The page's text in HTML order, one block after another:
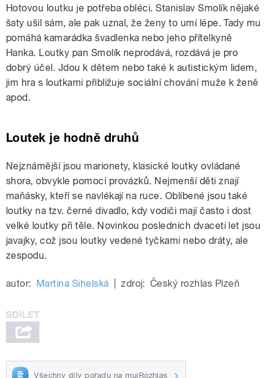
Hotovou loutku je potřeba obléci. Stanislav Smolík nějaké
šaty ušil sám, ale pak uznal, že ženy to umí lépe. Tady mu
pomáhá kamarádka švadlenka nebo jeho přítelkyně
Hanka. Loutky pan Smolík neprodává, rozdává je pro
dobrý účel. Jdou k dětem nebo také k autistickým lidem,
jim hra s loutkami přibližuje sociální chování muže k ženě
apod.
Loutek je hodně druhů
Nejznámější jsou marionety, klasické loutky ovládané
shora, obvykle pomocí provázků. Nejmenší děti znají
maňásky, kteří se navlékají na ruce. Oblíbené jsou také
loutky na tzv. černé divadlo, kdy vodiči mají často i dost
velké loutky při těle. Novinkou posledních dvaceti let jsou
javajky, což jsou loutky vedené tyčkami nebo dráty, ale
zespodu.
autor: Martina Sihelská zdroj: Český rozhlas Plzeň
Všechny díly pořadu na mujRozhlas